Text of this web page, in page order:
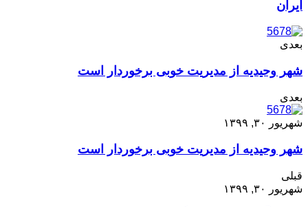
ایران
بعدی
شهر وحیدیه از مدیریت خوبی برخوردار است
بعدی
شهریور ۳۰, ۱۳۹۹
شهر وحیدیه از مدیریت خوبی برخوردار است
قبلی
شهریور ۳۰, ۱۳۹۹